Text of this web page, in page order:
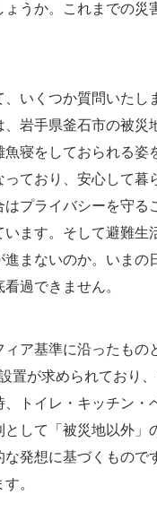
うか。これまでの
いくつか質問いたし
岩手県釜石市の被
寝をしておられる
ており、安心して
プライバシーを守
ます。そして避難
まないのか。いま
過できません。
ア基準に沿ったもの
置が求められており
トイレ・キッチン
して「被災地以外
発想に基づくもの
。